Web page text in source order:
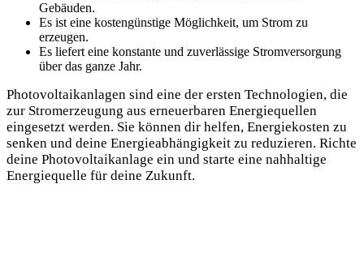
Gebäuden.
Es⁢ ist eine kostengünstige Möglichkeit, um Strom zu
erzeugen.
Es liefert eine konstante‌ und zuverlässige ⁣Stromversorgung⁢
über das ganze Jahr.
Photovoltaikanlagen sind eine der ersten Technologien, die ​
zur Stromerzeugung aus erneuerbaren Energiequellen
eingesetzt werden. Sie können dir helfen, ⁣Energiekosten​ zu
senken‌ und deine Energieabhängigkeit zu⁣ reduzieren.⁢ Richte
deine Photovoltaikanlage ein⁤ und starte eine ‌nahhaltige
Energiequelle für deine Zukunft.